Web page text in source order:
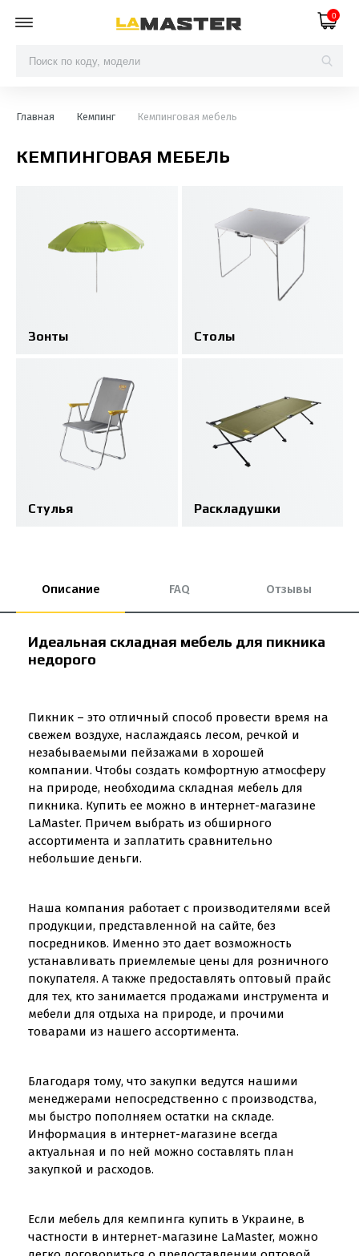
0
Главная Кемпинг Кемпинговая мебель
КЕМПИНГОВАЯ МЕБЕЛЬ
Зонты Столы
Стулья Раскладушки
Описание FAQ Отзывы
Идеальная складная мебель для пикника
недорого
Пикник – это отличный способ провести время на
свежем воздухе, наслаждаясь лесом, речкой и
незабываемыми пейзажами в хорошей
компании. Чтобы создать комфортную атмосферу
на природе, необходима складная мебель для
пикника. Купить ее можно в интернет-магазине
LaMaster. Причем выбрать из обширного
ассортимента и заплатить сравнительно
небольшие деньги.
Наша компания работает с производителями всей
продукции, представленной на сайте, без
посредников. Именно это дает возможность
устанавливать приемлемые цены для розничного
покупателя. А также предоставлять оптовый прайс
для тех, кто занимается продажами инструмента и
мебели для отдыха на природе, и прочими
товарами из нашего ассортимента.
Благодаря тому, что закупки ведутся нашими
менеджерами непосредственно с производства,
мы быстро пополняем остатки на складе.
Информация в интернет-магазине всегда
актуальная и по ней можно составлять план
закупкой и расходов.
Если мебель для кемпинга купить в Украине, в
частности в интернет-магазине LaMaster, можно